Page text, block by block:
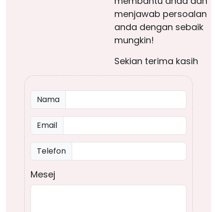
menjawab persoalan
anda dengan sebaik
mungkin!
Sekian terima kasih
Nama
Nama
Email
Email
Phone
Telefon
Mesej